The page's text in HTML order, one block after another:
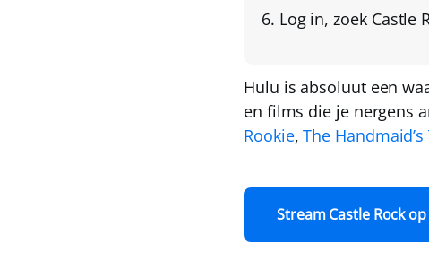
Log in, zoek Castle
Hulu is absoluut een
en films die je nergens
Rookie,The Handmaid’s
Stream Castle Rock